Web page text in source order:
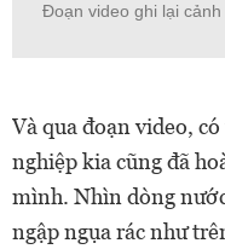
Đoạn video ghi lại
Và qua đoạn video,
nghiệp kia cũng đã
mình. Nhìn dòng
ngập ngụa rác như